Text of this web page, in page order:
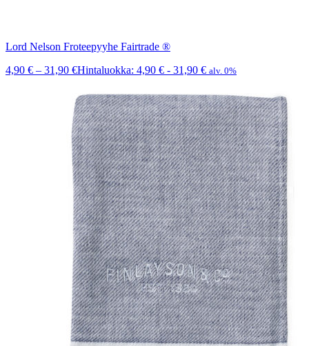
Lord Nelson Froteepyyhe Fairtrade ®
4,90 € – 31,90 €Hintaluokka: 4,90 € - 31,90 € alv. 0%